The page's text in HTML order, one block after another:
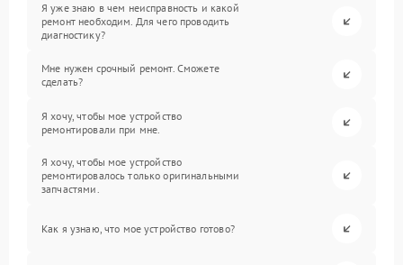
Я уже знаю в чем неисправность и какой
ремонт необходим. Для чего проводить
диагностику?
Мне нужен срочный ремонт. Сможете
сделать?
Я хочу, чтобы мое устройство
ремонтировали при мне.
Я хочу, чтобы мое устройство
ремонтировалось только оригинальными
запчастями.
Как я узнаю, что мое устройство готово?